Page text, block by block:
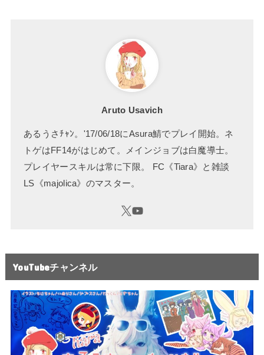
Aruto Usavich
あるうさﾁｬﾝ。'17/06/18にAsura鯖でプレイ開始。ネ
トゲはFF14がはじめて。メインジョブは白魔導士。
プレイヤースキルは常に下限。 FC《Tiara》と雑談
LS《majolica》のマスター。
YouTubeチャンネル